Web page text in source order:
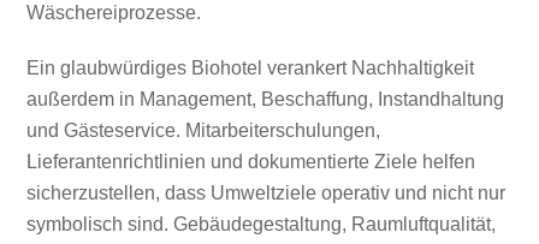
Wäschereiprozesse.
Ein glaubwürdiges Biohotel verankert Nachhaltigkeit
außerdem in Management, Beschaffung, Instandhaltung
und Gästeservice. Mitarbeiterschulungen,
Lieferantenrichtlinien und dokumentierte Ziele helfen
sicherzustellen, dass Umweltziele operativ und nicht nur
symbolisch sind. Gebäudegestaltung, Raumluftqualität,